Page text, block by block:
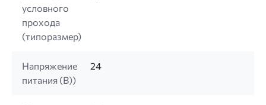
условного
прохода
(типоразмер)
Напряжение
питания (B))
24